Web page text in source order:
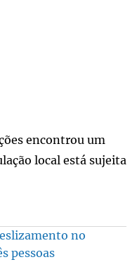
encontrou um
local está sujeita
no
pessoas